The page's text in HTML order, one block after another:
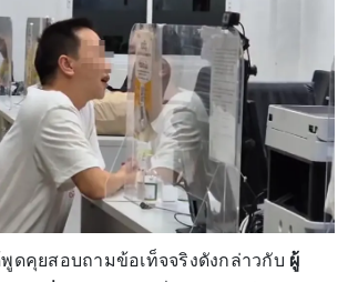
ดคุยสอบถามข้อเท็จจริงดังกล่าวกับ ผู้